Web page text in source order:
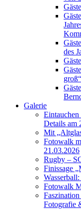
des
Galerie
Eintauchen
Details am
Mit
Fotowalk
21.03.2026
Rugby –
Finissage
Fotowalk
Fotografie